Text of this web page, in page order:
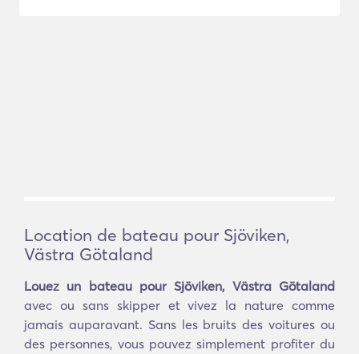
Location de bateau pour Sjöviken,
Västra Götaland
Louez un bateau pour Sjöviken, Västra Götaland
avec ou sans skipper et vivez la nature comme
jamais auparavant. Sans les bruits des voitures ou
des personnes, vous pouvez simplement profiter du